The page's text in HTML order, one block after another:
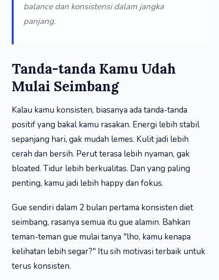
balance dan konsistensi dalam jangka
panjang.
Tanda-tanda Kamu Udah
Mulai Seimbang
Kalau kamu konsisten, biasanya ada tanda-tanda
positif yang bakal kamu rasakan. Energi lebih stabil
sepanjang hari, gak mudah lemes. Kulit jadi lebih
cerah dan bersih. Perut terasa lebih nyaman, gak
bloated. Tidur lebih berkualitas. Dan yang paling
penting, kamu jadi lebih happy dan fokus.
Gue sendiri dalam 2 bulan pertama konsisten diet
seimbang, rasanya semua itu gue alamin. Bahkan
teman-teman gue mulai tanya "lho, kamu kenapa
kelihatan lebih segar?" Itu sih motivasi terbaik untuk
terus konsisten.